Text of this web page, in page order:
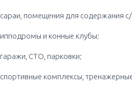
сараи, помещения для содержания
ипподромы и конные клубы;
гаражи, СТО, парковки;
спортивные комплексы,